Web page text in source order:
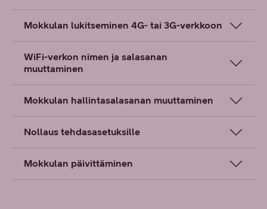
Mokkulan lukitseminen 4G- tai 3G-verkkoon
WiFi-verkon nimen ja salasanan
muuttaminen
Mokkulan hallintasalasanan muuttaminen
Nollaus tehdasasetuksille
Mokkulan päivittäminen